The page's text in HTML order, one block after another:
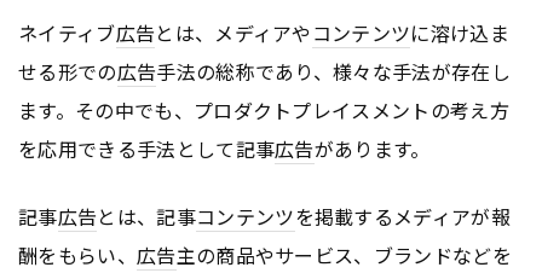
ネイティブ広告とは、メディアやコンテンツに溶け込ま
せる形での広告手法の総称であり、様々な手法が存在し
ます。その中でも、プロダクトプレイスメントの考え方
を応用できる手法として記事広告があります。
記事広告とは、記事コンテンツを掲載するメディアが報
酬をもらい、 広告主の商品やサービス、ブランドなどを